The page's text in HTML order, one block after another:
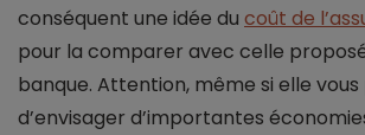
conséquent une idée du coût de
pour la comparer avec celle
banque. Attention, même si elle
d’envisager d’importantes